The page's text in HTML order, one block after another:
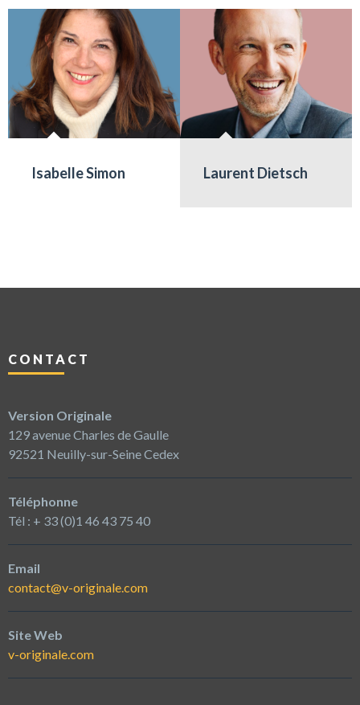
Isabelle Simon Laurent Dietsch
CONTACT
Version Originale
129 avenue Charles de Gaulle
92521 Neuilly-sur-Seine Cedex
Téléphonne
Tél : + 33 (0)1 46 43 75 40
Email
contact@v-originale.com
Site Web
v-originale.com